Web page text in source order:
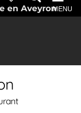
en AveyronMENU